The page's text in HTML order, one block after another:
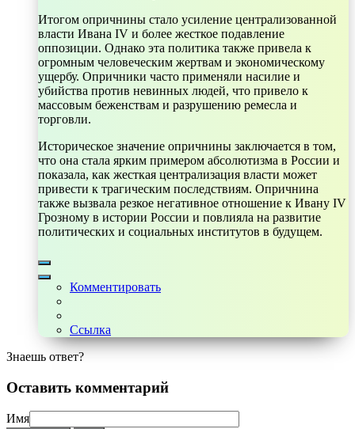
Итогом опричнины стало усиление централизованной
власти Ивана IV и более жесткое подавление
оппозиции. Однако эта политика также привела к
огромным человеческим жертвам и экономическому
ущербу. Опричники часто применяли насилие и
убийства против невинных людей, что привело к
массовым беженствам и разрушению ремесла и
торговли.
Историческое значение опричнины заключается в том,
что она стала ярким примером абсолютизма в России и
показала, как жесткая централизация власти может
привести к трагическим последствиям. Опричнина
также вызвала резкое негативное отношение к Ивану IV
Грозному в истории России и повлияла на развитие
политических и социальных институтов в будущем.
Комментировать
Ссылка
Знаешь ответ?
Оставить комментарий
Имя